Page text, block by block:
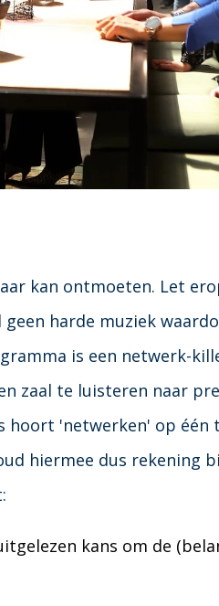
kan ontmoeten. Let
harde muziek
is een netwerk-
zaal te luisteren naar
hoort 'netwerken' op
hiermee dus rekening
kans om de